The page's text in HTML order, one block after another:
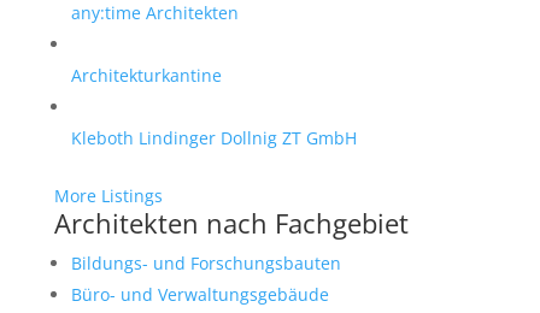
any:time Architekten
Architekturkantine
Kleboth Lindinger Dollnig ZT GmbH
More Listings
Architekten nach Fachgebiet
Bildungs- und Forschungsbauten
Büro- und Verwaltungsgebäude